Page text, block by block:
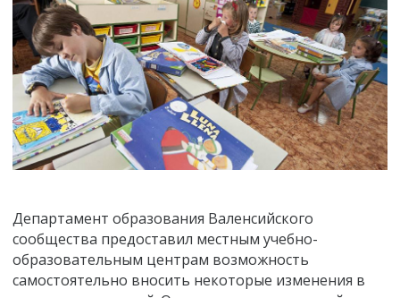
Департамент образования Валенсийского
сообщества предоставил местным учебно-
образовательным центрам возможность
самостоятельно вносить некоторые изменения в